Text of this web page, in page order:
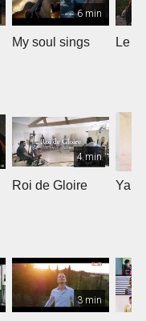
6 min
My soul sings Le
4 min
Roi de Gloire
3 min